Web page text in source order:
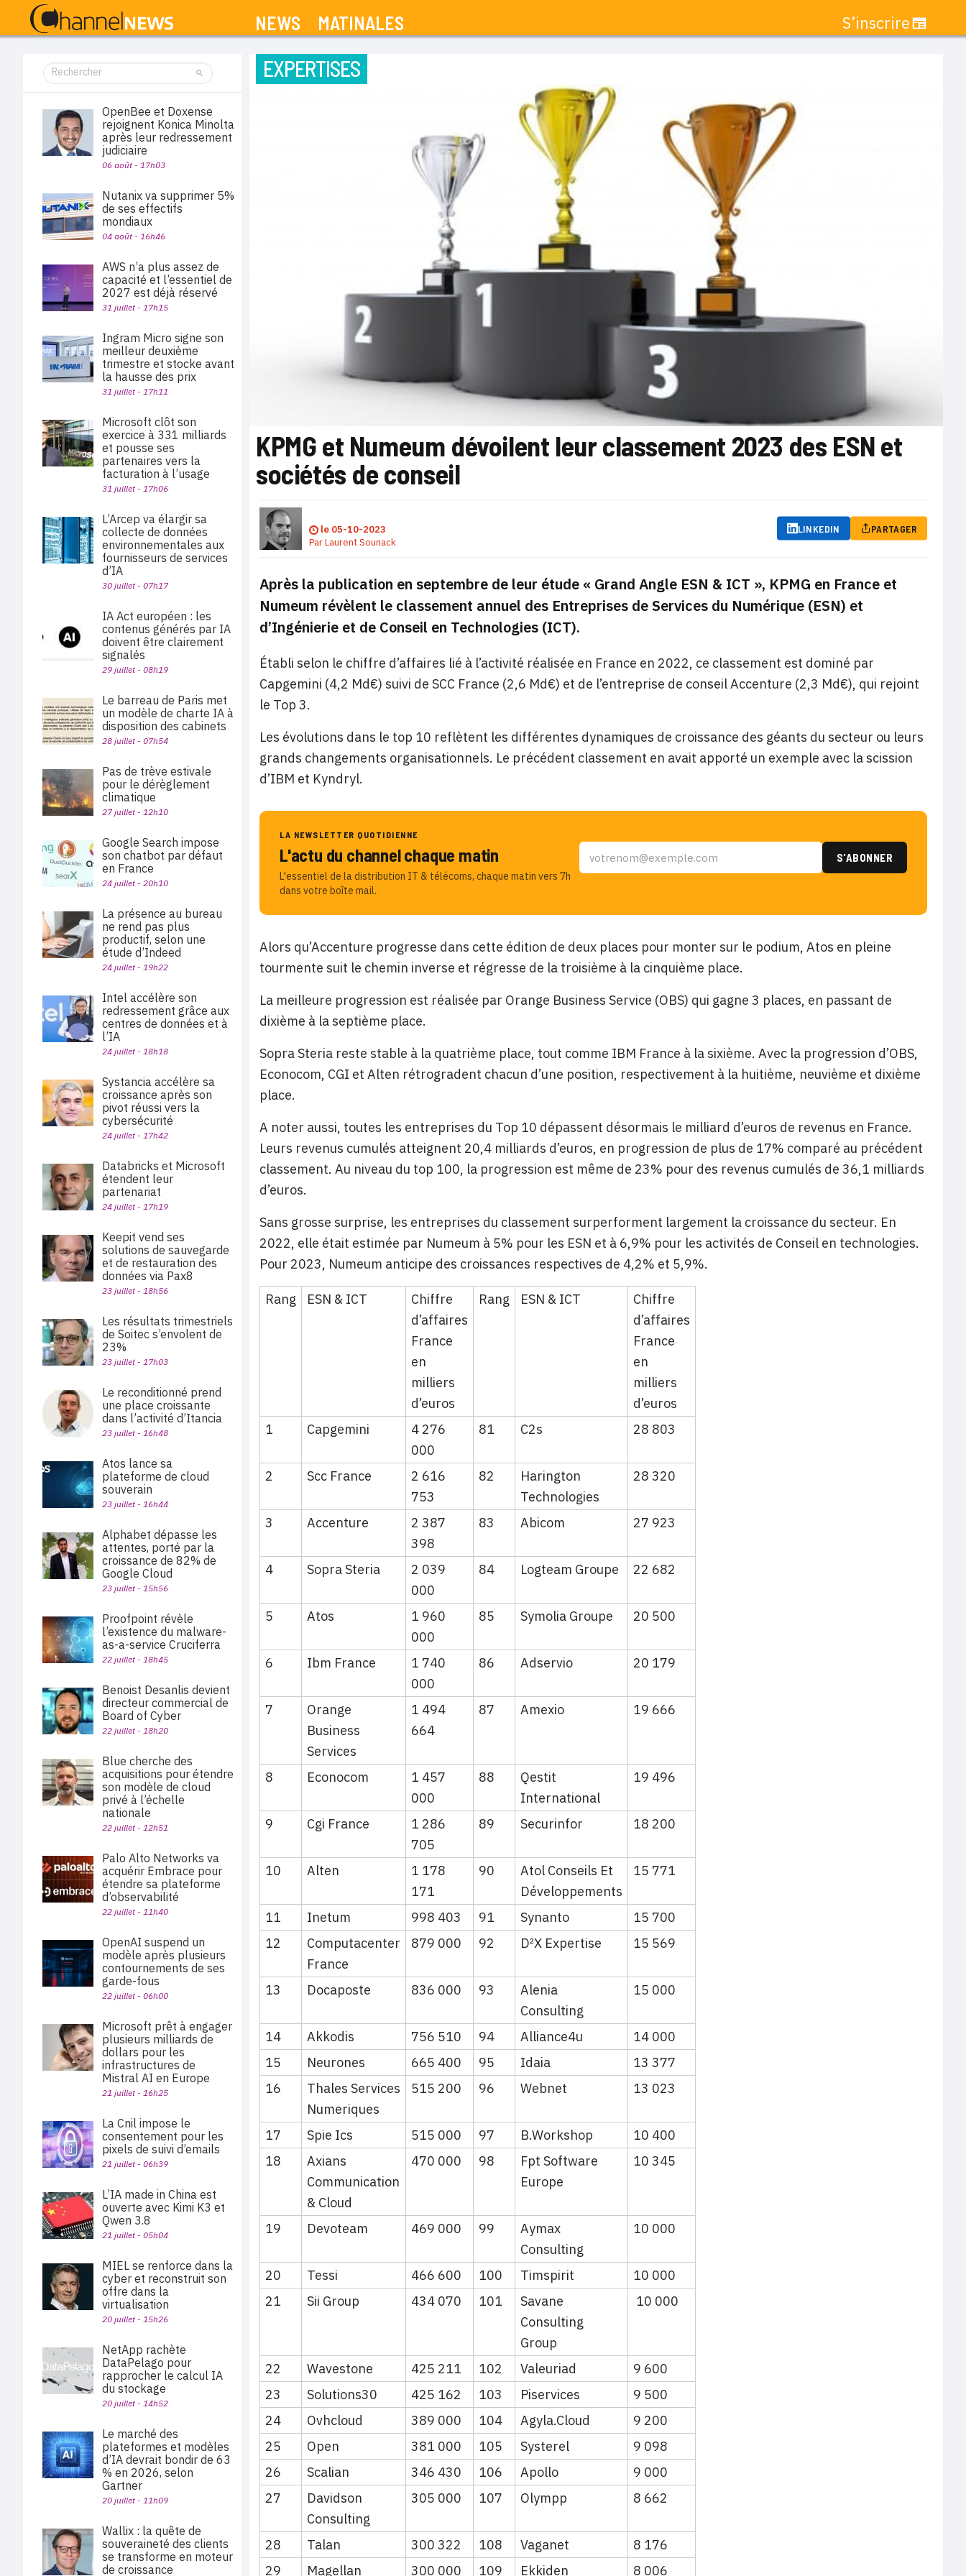
NEWS MATINALES S’inscrire
EXPERTISES
KPMG et Numeum dévoilent leur classement 2023 des ESN et
sociétés de conseil
le 05-10-2023
ParLaurent Sounack
LINKEDIN PARTAGER
Après la publication en septembre de leur étude « Grand Angle ESN & ICT », KPMG en France et
Numeum révèlent le classement annuel des Entreprises de Services du Numérique (ESN) et
d’Ingénierie et de Conseil en Technologies (ICT).
Établi selon le chiffre d’affaires lié à l’activité réalisée en France en 2022, ce classement est dominé par
Capgemini (4,2 Md€) suivi de SCC France (2,6 Md€) et de l’entreprise de conseil Accenture (2,3 Md€), qui rejoint
le Top 3.
Les évolutions dans le top 10 reflètent les différentes dynamiques de croissance des géants du secteur ou leurs
grands changements organisationnels. Le précédent classement en avait apporté un exemple avec la scission
d’IBM et Kyndryl.
LA NEWSLETTER QUOTIDIENNE
L'actu du channel chaque matin
L'essentiel de la distribution IT & télécoms, chaque matin vers 7h
dans votre boîte mail.
Alors qu’Accenture progresse dans cette édition de deux places pour monter sur le podium, Atos en pleine
tourmente suit le chemin inverse et régresse de la troisième à la cinquième place.
La meilleure progression est réalisée par Orange Business Service (OBS) qui gagne 3 places, en passant de
dixième à la septième place.
Sopra Steria reste stable à la quatrième place, tout comme IBM France à la sixième. Avec la progression d’OBS,
Econocom, CGI et Alten rétrogradent chacun d’une position, respectivement à la huitième, neuvième et dixième
place.
A noter aussi, toutes les entreprises du Top 10 dépassent désormais le milliard d’euros de revenus en France.
Leurs revenus cumulés atteignent 20,4 milliards d’euros, en progression de plus de 17% comparé au précédent
classement. Au niveau du top 100, la progression est même de 23% pour des revenus cumulés de 36,1 milliards
d’euros.
Sans grosse surprise, les entreprises du classement surperforment largement la croissance du secteur. En
2022, elle était estimée par Numeum à 5% pour les ESN et à 6,9% pour les activités de Conseil en technologies.
Pour 2023, Numeum anticipe des croissances respectives de 4,2% et 5,9%.
Rang ESN & ICT
Chiffre
d’affaires
France
en
milliers
d’euros
Rang ESN & ICT
Chiffre
d’affaires
France
en
milliers
d’euros
1
Capgemini
4 276
000
81 C2s 28 803
2 Scc France
2 616
753
82
Harington
Technologies
28 320
3 Accenture
2 387
398
83 Abicom 27 923
4 Sopra Steria
2 039
000
84 Logteam Groupe 22 682
5 Atos
1 960
000
85 Symolia Groupe 20 500
6 Ibm France
1 740
000
86 Adservio 20 179
7
Orange
Business
Services
1 494
664
87 Amexio 19 666
8 Econocom
1 457
000
88
Qestit
International
19 496
9 Cgi France
1 286
705
89 Securinfor 18 200
10 Alten
1 178
171
90
Atol Conseils Et
Développements
15 771
11 Inetum 998 403 91 Synanto
15 700
12
Computacenter
France
879 000 92 D²X Expertise 15 569
13 Docaposte 836 000 93
Alenia
Consulting
15 000
14 Akkodis 756 510 94 Alliance4u
14 000
15
Neurones 665 400 95 Idaia
13 377
16
Thales Services
Numeriques
515 200 96 Webnet 13 023
17 Spie Ics 515 000 97 B.Workshop
10 400
18
Axians
Communication
& Cloud
470 000 98
Fpt Software
Europe
10 345
19 Devoteam 469 000 99
Aymax
Consulting
10 000
20 Tessi 466 600 100 Timspirit
10 000
21
Sii Group 434 070 101
Savane
Consulting
Group
10 000
22 Wavestone 425 211 102 Valeuriad
9 600
23
Solutions30 425 162 103 Piservices
9 500
24
Ovhcloud 389 000 104 Agyla.Cloud
9 200
25
Open 381 000 105 Systerel
9 098
26
Scalian 346 430 106 Apollo
9 000
27
Davidson
Consulting
305 000 107 Olympp 8 662
28 Talan 300 322 108 Vaganet
8 176
29
Magellan 300 000 109 Ekkiden 8 006
OpenBee et Doxense
rejoignent Konica Minolta
après leur redressement
judiciaire
06 août - 17h03
Nutanix va supprimer 5%
de ses effectifs
mondiaux
04 août - 16h46
AWS n’a plus assez de
capacité et l’essentiel de
2027 est déjà réservé
31 juillet - 17h15
Ingram Micro signe son
meilleur deuxième
trimestre et stocke avant
la hausse des prix
31 juillet - 17h11
Microsoft clôt son
exercice à 331 milliards
et pousse ses
partenaires vers la
facturation à l’usage
31 juillet - 17h06
L’Arcep va élargir sa
collecte de données
environnementales aux
fournisseurs de services
d’IA
30 juillet - 07h17
IA Act européen : les
contenus générés par IA
doivent être clairement
signalés
29 juillet - 08h19
Le barreau de Paris met
un modèle de charte IA à
disposition des cabinets
28 juillet - 07h54
Pas de trève estivale
pour le dérèglement
climatique
27 juillet - 12h10
Google Search impose
son chatbot par défaut
en France
24 juillet - 20h10
La présence au bureau
ne rend pas plus
productif, selon une
étude d’Indeed
24 juillet - 19h22
Intel accélère son
redressement grâce aux
centres de données et à
l’IA
24 juillet - 18h18
Systancia accélère sa
croissance après son
pivot réussi vers la
cybersécurité
24 juillet - 17h42
Databricks et Microsoft
étendent leur
partenariat
24 juillet - 17h19
Keepit vend ses
solutions de sauvegarde
et de restauration des
données via Pax8
23 juillet - 18h56
Les résultats trimestriels
de Soitec s’envolent de
23%
23 juillet - 17h03
Le reconditionné prend
une place croissante
dans l’activité d’Itancia
23 juillet - 16h48
Atos lance sa
plateforme de cloud
souverain
23 juillet - 16h44
Alphabet dépasse les
attentes, porté par la
croissance de 82% de
Google Cloud
23 juillet - 15h56
Proofpoint révèle
l’existence du malware-
as-a-service Cruciferra
22 juillet - 18h45
Benoist Desanlis devient
directeur commercial de
Board of Cyber
22 juillet - 18h20
Blue cherche des
acquisitions pour étendre
son modèle de cloud
privé à l’échelle
nationale
22 juillet - 12h51
Palo Alto Networks va
acquérir Embrace pour
étendre sa plateforme
d’observabilité
22 juillet - 11h40
OpenAI suspend un
modèle après plusieurs
contournements de ses
garde-fous
22 juillet - 06h00
Microsoft prêt à engager
plusieurs milliards de
dollars pour les
infrastructures de
Mistral AI en Europe
21 juillet - 16h25
La Cnil impose le
consentement pour les
pixels de suivi d’emails
21 juillet - 06h39
L’IA made in China est
ouverte avec Kimi K3 et
Qwen 3.8
21 juillet - 05h04
MIEL se renforce dans la
cyber et reconstruit son
offre dans la
virtualisation
20 juillet - 15h26
NetApp rachète
DataPelago pour
rapprocher le calcul IA
du stockage
20 juillet - 14h52
Le marché des
plateformes et modèles
d’IA devrait bondir de 63
% en 2026, selon
Gartner
20 juillet - 11h09
Wallix : la quête de
souveraineté des clients
se transforme en moteur
de croissance